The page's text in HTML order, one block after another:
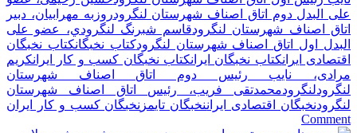
علی البدل دوم اتاق اصناف شهرستان لنگرودروزبه مهرابیان، دبیر
اتاق اصناف شهرستان لنگرودقاسم شبرنگ لنگرودي، عضو علی
البدل اول اتاق اصناف شهرستان لنگرودکتاب نخبگانکتاب نخبگان
اقتصادی ایرانکتاب نخبگان ایرانکتاب نخبگان کسب و کار ایرانکریم
مرادی، نایب رئیس دوم اتاق اصناف شهرستان
لنگرودلنگرودمحمدتقی فریب، رئیس اتاق اصناف شهرستان
لنگرودنخبگان اقتصادی ایراننخبگان تایمز نخبگان کسب و کار ایران
Comment
on